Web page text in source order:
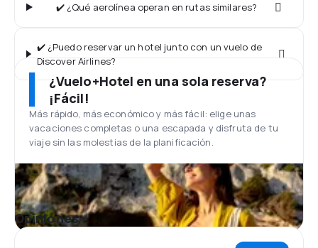
✔️ ¿Qué aerolínea operan en rutas similares?
✔️ ¿Puedo reservar un hotel junto con un vuelo de
Discover Airlines?
¿Vuelo+Hotel en una sola reserva?
¡Fácil!
Más rápido, más económico y más fácil: elige unas
vacaciones completas o una escapada y disfruta de tu
viaje sin las molestias de la planificación.
Opiniones